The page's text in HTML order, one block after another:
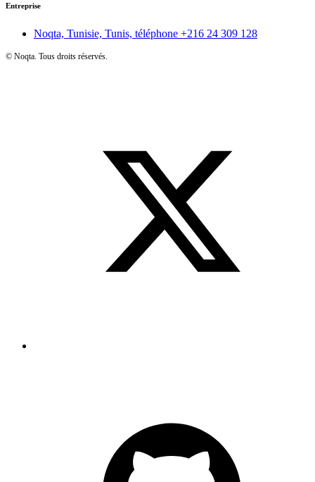
Entreprise
Noqta, Tunisie, Tunis, téléphone +216 24 309 128
© Noqta. Tous droits réservés.